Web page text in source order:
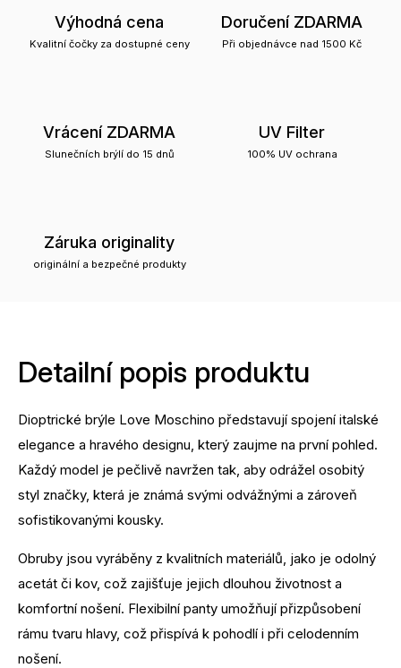
Výhodná cena
Kvalitní čočky za dostupné ceny
Doručení ZDARMA
Při objednávce nad 1500 Kč
Vrácení ZDARMA
Slunečních brýlí do 15 dnů
UV Filter
100% UV ochrana
Záruka originality
originální a bezpečné produkty
Detailní popis produktu
Dioptrické brýle Love Moschino představují spojení italské
elegance a hravého designu, který zaujme na první pohled.
Každý model je pečlivě navržen tak, aby odrážel osobitý
styl značky, která je známá svými odvážnými a zároveň
sofistikovanými kousky.
Obruby jsou vyráběny z kvalitních materiálů, jako je odolný
acetát či kov, což zajišťuje jejich dlouhou životnost a
komfortní nošení. Flexibilní panty umožňují přizpůsobení
rámu tvaru hlavy, což přispívá k pohodlí i při celodenním
nošení.